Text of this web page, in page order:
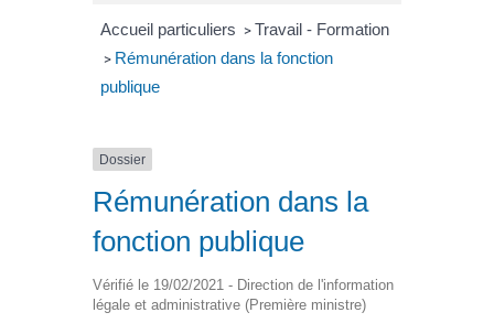
Accueil particuliers > Travail - Formation
> Rémunération dans la fonction
publique
Dossier
Rémunération dans la
fonction publique
Vérifié le 19/02/2021 - Direction de l'information
légale et administrative (Première ministre)